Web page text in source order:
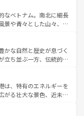
バラエティ豊かな料理
情報は コンテンツ一覧を参
自然美を楽しむことが
絶品のストリートフード
ている。夜には、韓国な
な魅力を心ゆくまで味
お、新着の韓国情報はコンテンツ一
なベトナム。南北に細長
景や青々とした山々、世
ノイの古い町並みやホ
建物も、独特の雰囲気を
ィの豊かさとおいしさで
ムコーヒーなどは、ぜ
訪れてもあたたかい人々
っと忘れられない旅にな
かな自然と歴史が息づく
立ち並ぶ一方、伝統的な
ェンマイなどの山岳地
ーケットやクラビの美し
ことができる。タイ料理
季節にも異なる楽しみ
は、特有のエネルギーを
がる壮大な景色、近未来
観光スポットが密集し